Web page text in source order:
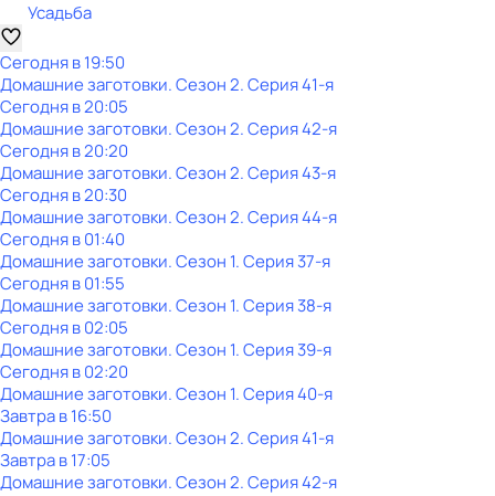
Усадьба
Сегодня в 19:50
Домашние заготовки. Сезон 2. Серия 41-я
Сегодня в 20:05
Домашние заготовки. Сезон 2. Серия 42-я
Сегодня в 20:20
Домашние заготовки. Сезон 2. Серия 43-я
Сегодня в 20:30
Домашние заготовки. Сезон 2. Серия 44-я
Сегодня в 01:40
Домашние заготовки. Сезон 1. Серия 37-я
Сегодня в 01:55
Домашние заготовки. Сезон 1. Серия 38-я
Сегодня в 02:05
Домашние заготовки. Сезон 1. Серия 39-я
Сегодня в 02:20
Домашние заготовки. Сезон 1. Серия 40-я
Завтра в 16:50
Домашние заготовки. Сезон 2. Серия 41-я
Завтра в 17:05
Домашние заготовки. Сезон 2. Серия 42-я